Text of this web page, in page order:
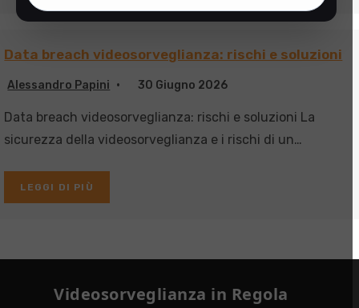
Data breach videosorveglianza: rischi e soluzioni
Alessandro Papini 30 Giugno 2026
Data breach videosorveglianza: rischi e soluzioni La
sicurezza della videosorveglianza e i rischi di un…
LEGGI DI PIÙ
Videosorveglianza in Regola